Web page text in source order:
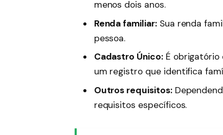
menos dois anos.
Renda familiar:Sua renda
pessoa.
Cadastro Único:É obrigatório
um registro que identifica
Outros requisitos:
requisitos específicos.